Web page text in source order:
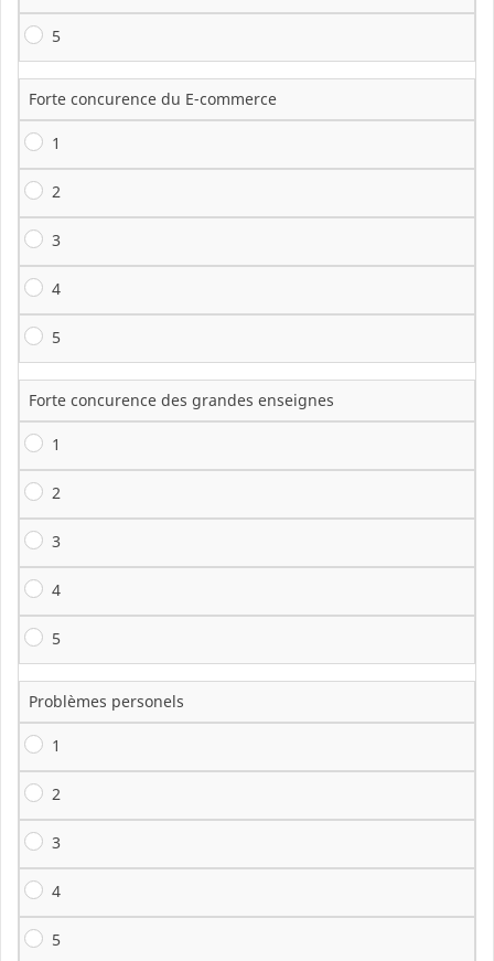
5
Forte concurence du E-commerce
1
2
3
4
5
Forte concurence des grandes enseignes
1
2
3
4
5
Problèmes personels
1
2
3
4
5